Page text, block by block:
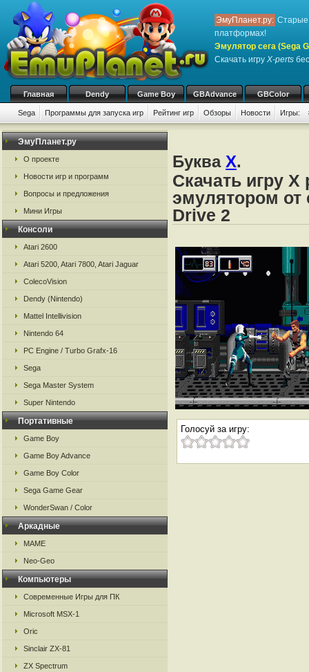
ЭмуПланет.ру: Старые
платформах!
Эмулятор сега (Sega
Скачать игру X-perts
Главная Dendy Game Boy GBAdvance GBColor
Sega Программы для запуска игр Рейтинг игр Обзоры Новости Игры:
ЭмуПланет.ру
О проекте
Новости игр и программ
Вопросы и предложения
Мини Игры
Консоли
Atari 2600
Atari 5200, Atari 7800, Atari Jaguar
ColecoVision
Dendy (Nintendo)
Mattel Intellivision
Nintendo 64
PC Engine / Turbo Grafx-16
Sega
Sega Master System
Super Nintendo
Портативные
Game Boy
Game Boy Advance
Game Boy Color
Sega Game Gear
WonderSwan / Color
Аркадные
MAME
Neo-Geo
Компьютеры
Современные Игры для ПК
Microsoft MSX-1
Oric
Sinclair ZX-81
ZX Spectrum
Буква X.
Скачать игру
эмулятором от
Drive 2
Голосуй за игру: